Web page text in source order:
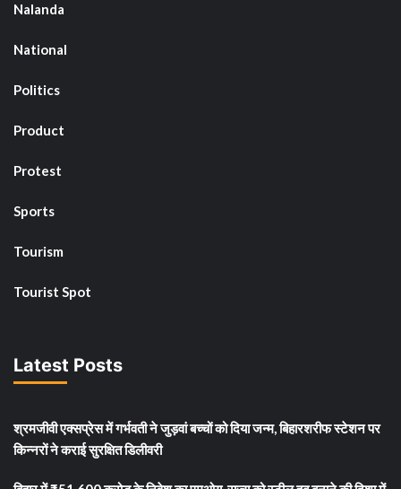
Nalanda
National
Politics
Product
Protest
Sports
Tourism
Tourist Spot
Latest Posts
श्रमजीवी एक्सप्रेस में गर्भवती ने जुड़वां बच्चों को दिया जन्म, बिहारशरीफ स्टेशन पर
किन्नरों ने कराई सुरक्षित डिलीवरी